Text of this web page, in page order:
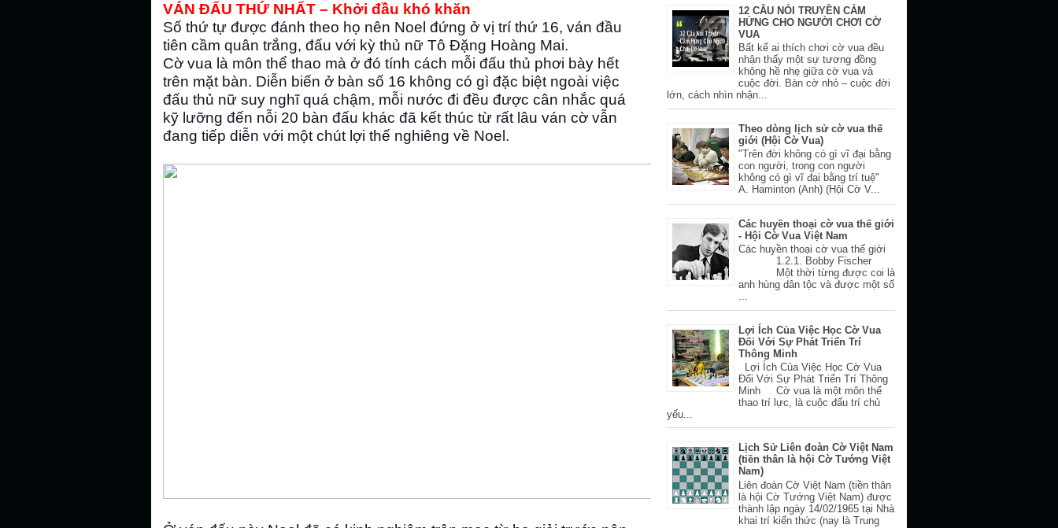
VÁN ĐẤU THỨ NHẤT – Khởi đầu khó khăn
Số thứ tự được đánh theo họ nên Noel đứng ở vị trí thứ 16, ván đầu
tiên cầm quân trắng, đấu với kỳ thủ nữ Tô Đặng Hoàng Mai.
Cờ vua là môn thể thao mà ở đó tính cách mỗi đấu thủ phơi bày hết
trên mặt bàn. Diễn biến ở bàn số 16 không có gì đặc biệt ngoài việc
đấu thủ nữ suy nghĩ quá chậm, mỗi nước đi đều được cân nhắc quá
kỹ lưỡng đến nỗi 20 bàn đấu khác đã kết thúc từ rất lâu ván cờ vẫn
đang tiếp diễn với một chút lợi thế nghiêng về Noel.
12 CÂU NÓI TRUYỀN CẢM
HỨNG CHO NGƯỜI CHƠI CỜ
VUA
Bất kể ai thích chơi cờ vua đều
nhận thấy một sự tương đồng
không hề nhẹ giữa cờ vua và
cuộc đời. Bàn cờ nhỏ – cuộc đời
lớn, cách nhìn nhận...
Theo dòng lịch sử cờ vua thế
giới (Hội Cờ Vua)
"Trên đời không có gì vĩ đại bằng
con người, trong con người
không có gì vĩ đại bằng trí tuệ"
A. Haminton (Anh) (Hội Cờ V...
Các huyền thoại cờ vua thế giới
- Hội Cờ Vua Việt Nam
Các huyền thoại cờ vua thế giới
1.2.1. Bobby Fischer
Một thời từng được coi là
anh hùng dân tộc và được một số
...
Lợi Ích Của Việc Học Cờ Vua
Đối Với Sự Phát Triển Trí
Thông Minh
Lợi Ích Của Việc Học Cờ Vua
Đối Với Sự Phát Triển Trí Thông
Minh Cờ vua là một môn thể
thao trí lực, là cuộc đấu trí chủ
yếu...
Lịch Sử Liên đoàn Cờ Việt Nam
(tiền thân là hội Cờ Tướng Việt
Nam)
Liên đoàn Cờ Việt Nam (tiền thân
là hội Cờ Tướng Việt Nam) được
thành lập ngày 14/02/1965 tại Nhà
khai trí kiến thức (nay là Trung